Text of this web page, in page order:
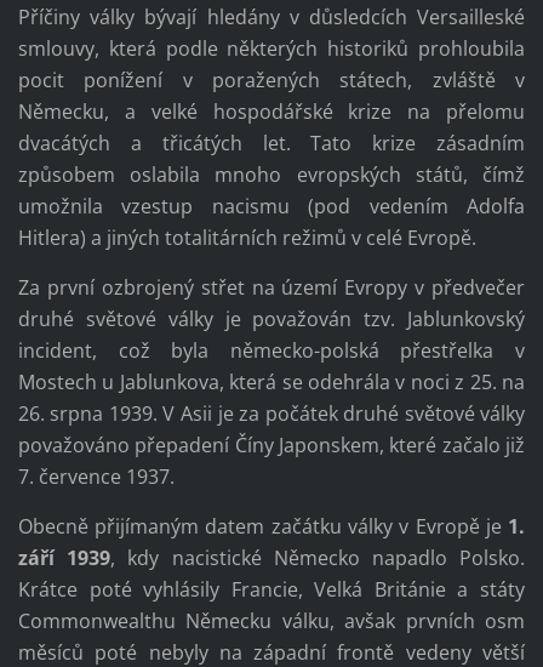
Příčiny války bývají hledány v důsledcích Versailleské
smlouvy, která podle některých historiků prohloubila
pocit ponížení v poražených státech, zvláště v
Německu, a velké hospodářské krize na přelomu
dvacátých a třicátých let. Tato krize zásadním
způsobem oslabila mnoho evropských států, čímž
umožnila vzestup nacismu (pod vedením Adolfa
Hitlera) a jiných totalitárních režimů v celé Evropě.
Za první ozbrojený střet na území Evropy v předvečer
druhé světové války je považován tzv. Jablunkovský
incident, což byla německo-polská přestřelka v
Mostech u Jablunkova, která se odehrála v noci z 25. na
26. srpna 1939. V Asii je za počátek druhé světové války
považováno přepadení Číny Japonskem, které začalo již
7. července 1937.
Obecně přijímaným datem začátku války v Evropě je 1.
září 1939, kdy nacistické Německo napadlo Polsko.
Krátce poté vyhlásily Francie, Velká Británie a státy
Commonwealthu Německu válku, avšak prvních osm
měsíců poté nebyly na západní frontě vedeny větší